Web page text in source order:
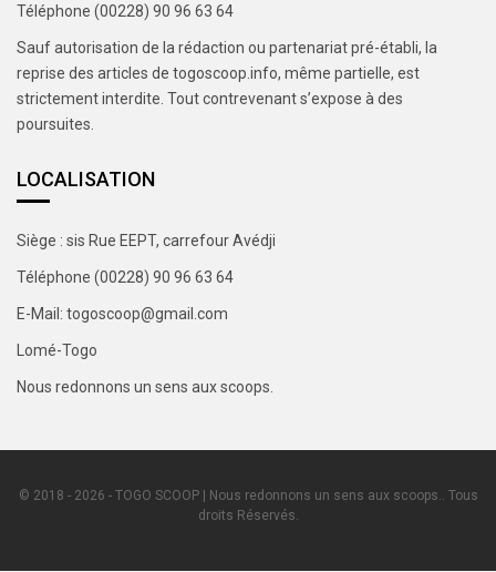
Téléphone (00228) 90 96 63 64
Sauf autorisation de la rédaction ou partenariat pré-établi, la
reprise des articles de togoscoop.info, même partielle, est
strictement interdite. Tout contrevenant s’expose à des
poursuites.
LOCALISATION
Siège : sis Rue EEPT, carrefour Avédji
Téléphone (00228) 90 96 63 64
E-Mail: togoscoop@gmail.com
Lomé-Togo
Nous redonnons un sens aux scoops.
© 2018 - 2026 - TOGO SCOOP | Nous redonnons un sens aux scoops.. Tous
droits Réservés.